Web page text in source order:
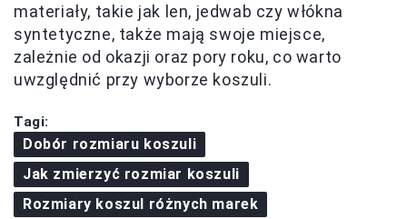
materiały, takie jak len, jedwab czy włókna
syntetyczne, także mają swoje miejsce,
zależnie od okazji oraz pory roku, co warto
uwzględnić przy wyborze koszuli.
Tagi:
Dobór rozmiaru koszuli
Jak zmierzyć rozmiar koszuli
Rozmiary koszul różnych marek